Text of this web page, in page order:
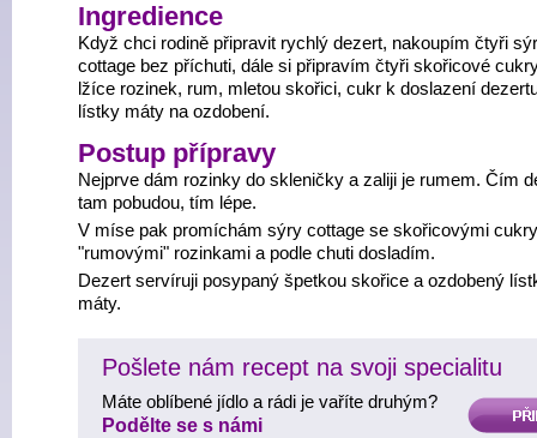
Ingredience
Když chci rodině připravit rychlý dezert, nakoupím čtyři
cottage bez příchuti, dále si připravím čtyři skořicové
lžíce rozinek, rum, mletou skořici, cukr k doslazení
lístky máty na ozdobení.
Postup přípravy
Nejprve dám rozinky do skleničky a zaliji je rumem. Čím
tam pobudou, tím lépe.
V míse pak promíchám sýry cottage se skořicovými
"rumovými" rozinkami a podle chuti dosladím.
Dezert servíruji posypaný špetkou skořice a ozdobený
máty.
Pošlete nám recept na svoji specialitu
PŘIDAT
Máte oblíbené jídlo a rádi je vaříte druhým?
Podělte se s námi